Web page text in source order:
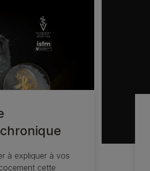
à expliquer à vos
cette